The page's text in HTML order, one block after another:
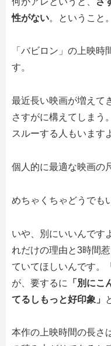
性がない。ということ。
「バビロン」の上映
す。
最近長い映画が増えて
さすがに構えてしまう
スルーする人もいます
個人的に最適な映画の
めちゃくちゃどうでも
いや、別にいいんです
れだけの理由と3時間
ていてほしいんです。
が、要するに
「別に
てるしもっと好印象」
本作の上映時間の長さ